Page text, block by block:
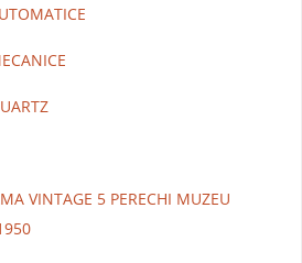
VINTAGE 5 PERECHI MUZEU